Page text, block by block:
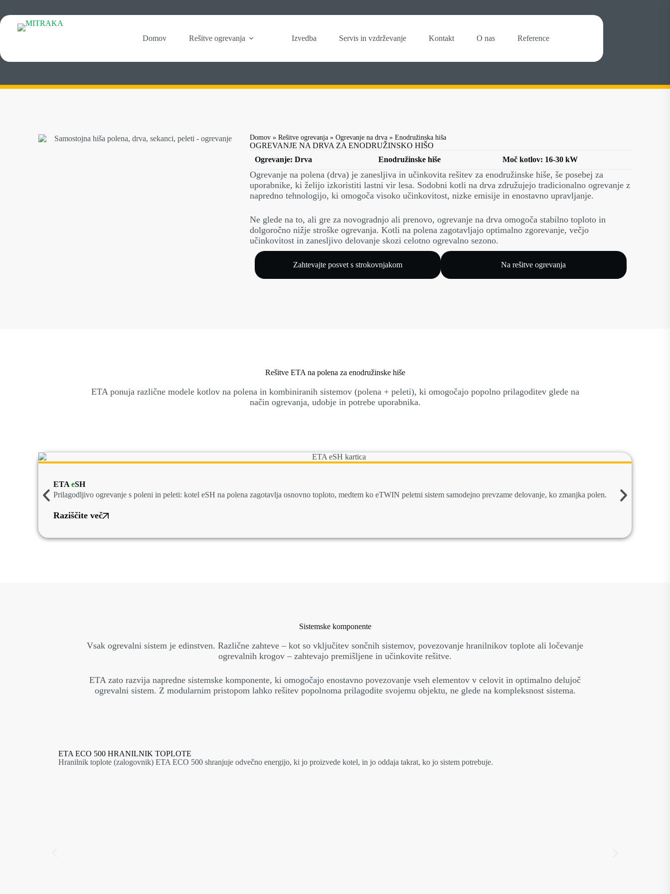
Domov Rešitve ogrevanja Izvedba Servis in vzdrževanje Kontakt O nas Reference
Domov» Rešitve ogrevanja» Ogrevanje na drva» Enodružinska hiša
OGREVANJE NA DRVA ZA ENODRUŽINSKO HIŠO
Ogrevanje: Drva
Enodružinske hiše Moč kotlov: 16-30 kW
Ogrevanje na polena (drva) je zanesljiva in učinkovita rešitev za enodružinske hiše, še posebej za
uporabnike, ki želijo izkoristiti lastni vir lesa. Sodobni kotli na drva združujejo tradicionalno ogrevanje z
napredno tehnologijo, ki omogoča visoko učinkovitost, nizke emisije in enostavno upravljanje.
Ne glede na to, ali gre za novogradnjo ali prenovo, ogrevanje na drva omogoča stabilno toploto in
dolgoročno nižje stroške ogrevanja. Kotli na polena zagotavljajo optimalno zgorevanje, večjo
učinkovitost in zanesljivo delovanje skozi celotno ogrevalno sezono.
Zahtevajte posvet s strokovnjakom Na rešitve ogrevanja
Rešitve ETA na polena za enodružinske hiše
ETA ponuja različne modele kotlov na polena in kombiniranih sistemov (polena + peleti), ki omogočajo popolno prilagoditev glede na
način ogrevanja, udobje in potrebe uporabnika.
ETAeSH
Prilagodljivo ogrevanje s poleni in peleti: kotel eSH na polena zagotavlja osnovno toploto, medtem ko eTWIN peletni sistem samodejno prevzame delovanje, ko zmanjka polen.
Raziščite več
Sistemske komponente
Vsak ogrevalni sistem je edinstven. Različne zahteve – kot so vključitev sončnih sistemov, povezovanje hranilnikov toplote ali ločevanje
ogrevalnih krogov – zahtevajo premišljene in učinkovite rešitve.
ETA zato razvija napredne sistemske komponente, ki omogočajo enostavno povezovanje vseh elementov v celovit in optimalno delujoč
ogrevalni sistem. Z modularnim pristopom lahko rešitev popolnoma prilagodite svojemu objektu, ne glede na kompleksnost sistema.
ETA ECO 500 HRANILNIK TOPLOTE
Hranilnik toplote (zalogovnik) ETA ECO 500 shranjuje odvečno energijo, ki jo proizvede kotel, in jo oddaja takrat, ko jo sistem potrebuje.